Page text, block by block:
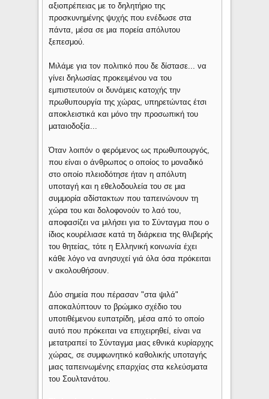
αξιοπρέπειας με το δηλητήριο της
προσκυνημένης ψυχής που ενέδωσε στα
πάντα, μέσα σε μια πορεία απόλυτου
ξεπεσμού.
Μιλάμε για τον πολιτικό που δε δίστασε... να
γίνει δηλωσίας προκειμένου να του
εμπιστευτούν οι δυνάμεις κατοχής την
πρωθυπουργία της χώρας, υπηρετώντας έτσι
αποκλειστικά και μόνο την προσωπική του
ματαιοδοξία...
Όταν λοιπόν ο φερόμενος ως πρωθυπουργός,
που είναι ο άνθρωπος ο οποίος το μοναδικό
στο οποίο πλειοδότησε ήταν η απόλυτη
υποταγή και η εθελοδουλεία του σε μια
συμμορία αδίστακτων που ταπεινώνουν τη
χώρα του και δολοφονούν το λαό του,
αποφασίζει να μιλήσει για το Σύνταγμα που ο
ίδιος κουρέλιασε κατά τη διάρκεια της θλιβερής
του θητείας, τότε η Ελληνική κοινωνία έχει
κάθε λόγο να ανησυχεί γιά όλα όσα πρόκειται
ν ακολουθήσουν.
Δύο σημεία που πέρασαν "στα ψιλά"
αποκαλύπτουν το βρώμικο σχέδιο του
υποτιθέμενου ευπατρίδη, μέσα από το οποίο
αυτό που πρόκειται να επιχειρηθεί, είναι να
μετατραπεί το Σύνταγμα μιας εθνικά κυρίαρχης
χώρας, σε συμφωνητικό καθολικής υποταγής
μιας ταπεινωμένης επαρχίας στα κελεύσματα
του Σουλτανάτου.